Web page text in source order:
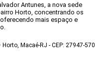
Antunes, a nova sede
Horto, concentrando os
mais espaço e
Macaé-RJ - CEP: 27947-570